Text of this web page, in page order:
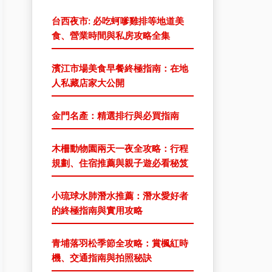
台西夜市: 必吃蚵嗲雞排等地道美
食、營業時間與私房攻略全集
濱江市場美食早餐終極指南：在地
人私藏店家大公開
金門名產：精選排行與必買指南
木柵動物園兩天一夜全攻略：行程
規劃、住宿推薦與親子遊必看秘笈
小琉球水肺潛水推薦：潛水愛好者
的終極指南與實用攻略
青埔落羽松季節全攻略：賞楓紅時
機、交通指南與拍照秘訣